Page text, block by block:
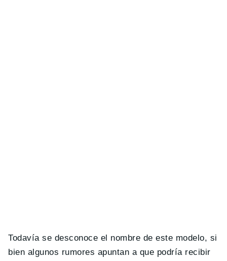
Todavía se desconoce el nombre de este modelo, si
bien algunos rumores apuntan a que podría recibir